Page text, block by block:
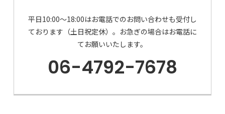
平日10:00～18:00はお電話でのお問い合わせも受付し
ております（土日祝定休）。 お急ぎの場合はお電話に
てお願いいたします。
06-4792-7678